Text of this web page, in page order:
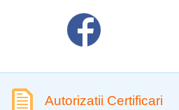
Autorizatii Certificari